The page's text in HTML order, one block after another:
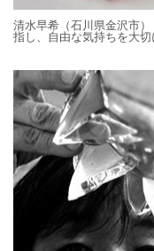
清水早希（石川県金沢市
指し、自由な気持ちを大